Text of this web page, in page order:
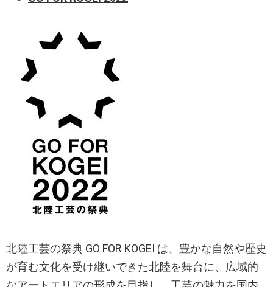
北陸工芸の祭典 GO FOR KOGEI は、豊かな自然や歴史
が育む文化を受け継いできた北陸を舞台に、広域的